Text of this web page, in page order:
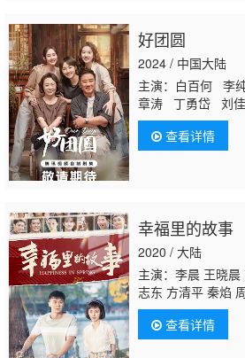
好团圆
2024 / 中国大陆
主演：白百何
章涛 丁勇岱 刘
墨 常华森 赵晓
华 蔡卓音 刘贾
查看详情
幸福里的故事
2020 / 大陆
主演：李晨 王晓
志东 方清平 秦焰
蓬 沙景昌
查看详情